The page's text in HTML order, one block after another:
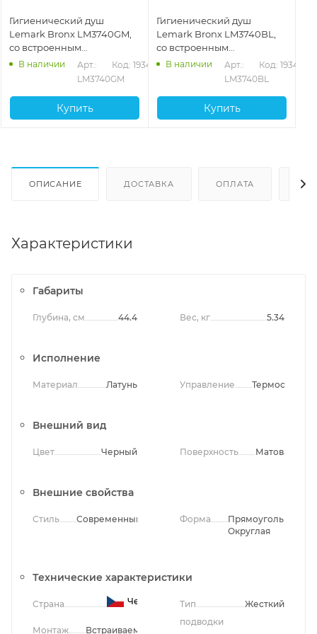
Гигиенический душ
Lemark Bronx LM3740GM,
со встроенным
термостатическим
смесителем, графит
В наличии
Арт.:
LM3740GM
Код: 19342
Купить
Гигиенический душ
Lemark Bronx LM3740BL,
со встроенным
термостатическим
смесителем, черный
В наличии
Арт.:
LM3740BL
Код: 19341
Купить
ОПИСАНИЕ ДОСТАВКА ОПЛАТА
Характеристики
Габариты
Глубина, см 44.4 Вес, кг 5.34
Исполнение
Материал Латунь Управление
Внешний вид
Цвет Черный Поверхность Матовая
Внешние свойства
Стиль Современный Форма
Прямоугольная,
Округлая
Технические характеристики
Страна Чехия
Монтаж Встраиваемый
Тип
подводки
Жесткий